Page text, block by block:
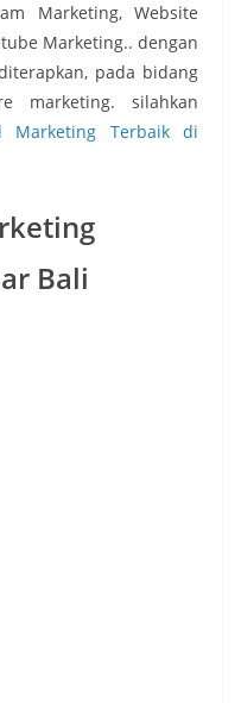
Marketing, Website
Marketing.. dengan
pada bidang
marketing. silahkan
Marketing Terbaik di
Bali